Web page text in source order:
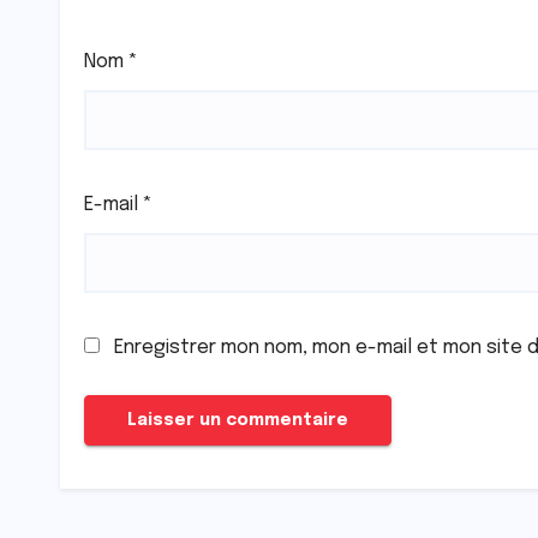
Nom *
E-mail *
Enregistrer mon nom, mon e-mail et mon site